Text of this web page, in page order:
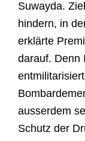
Suwayda.
hindern, in
erklärte
darauf. Denn
ausserdem
Schutz der